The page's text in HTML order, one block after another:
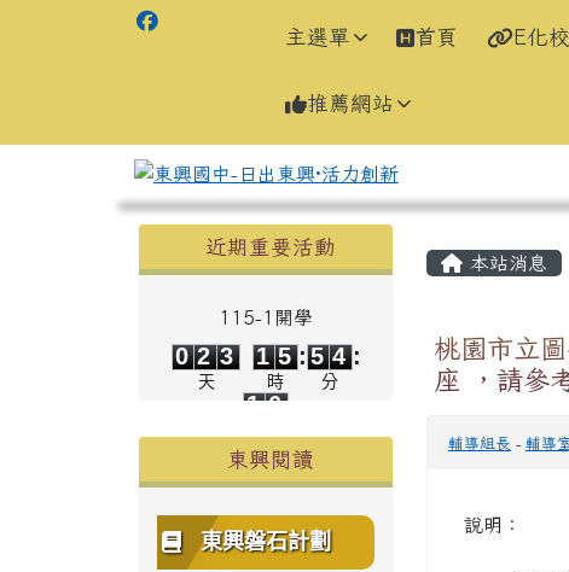
主選單 首頁 E化
推薦網站
左邊區域內容
近期重要活動
115-1開學
0 2
3
3
天
1
1
5
5
時
:
5
5 4
分
:
1
1
6
6
東興閱讀
東興磐石計劃
主內容
本站消息
桃園市立
座 ，請參
輔導組長 - 輔導
說明：